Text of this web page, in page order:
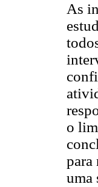
As
o
para
uma